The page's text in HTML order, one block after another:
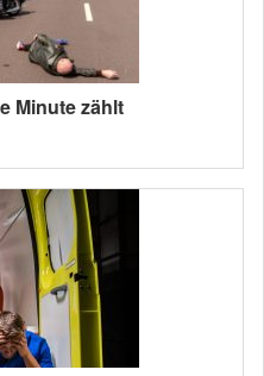
Minute zählt